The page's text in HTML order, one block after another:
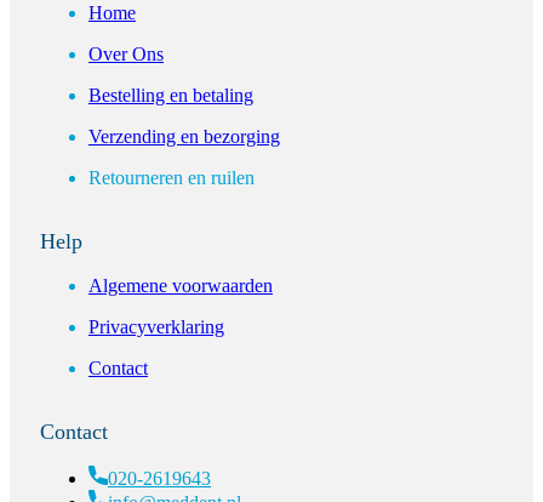
Home
Over Ons
Bestelling en betaling
Verzending en bezorging
Retourneren en ruilen
Help
Algemene voorwaarden
Privacyverklaring
Contact
Contact
020-2619643